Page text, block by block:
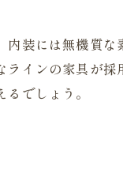
装には無機質な
インの家具が採
でしょう。